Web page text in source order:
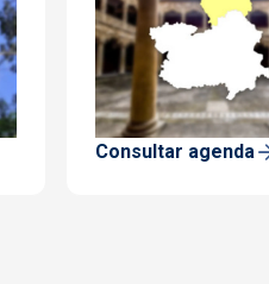
Consultar agenda